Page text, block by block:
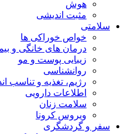
هوش
مثبت اندیشی
سلامتی
خواص خوراکی ها
درمان های خانگی و
زیبایی پوست و مو
روانشناسی
رژیم، تغذیه و تناسب
اطلاعات دارویی
سلامت زنان
ویروس کرونا
سفر و گردشگری